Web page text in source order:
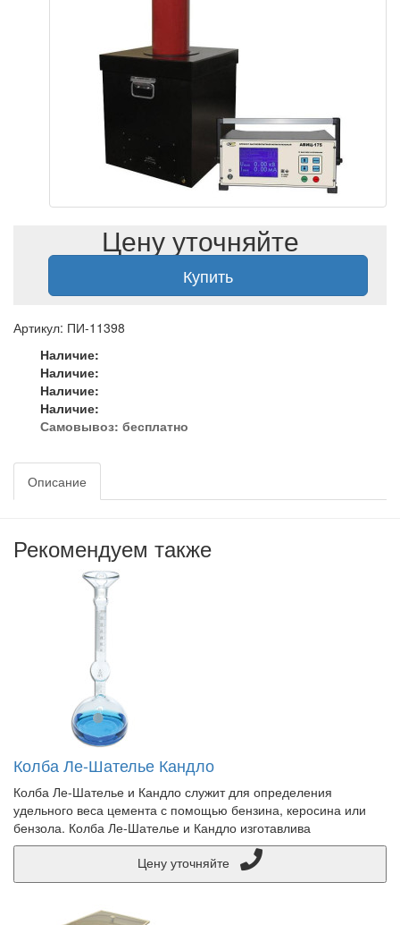
Цену уточняйте
Купить
Артикул: ПИ-11398
Наличие:
Наличие:
Наличие:
Наличие:
Самовывоз: бесплатно
Описание
Рекомендуем также
Колба Ле-Шателье Кандло
Колба Ле-Шателье и Кандло служит для определения
удельного веса цемента с помощью бензина, керосина или
бензола. Колба Ле-Шателье и Кандло изготавлива